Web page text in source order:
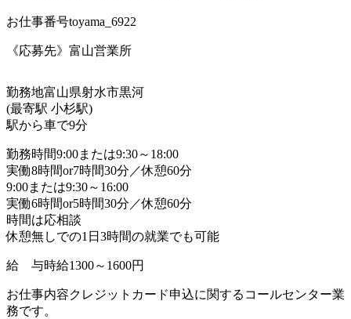
お仕事番号toyama_6922
《応募先》富山営業所
勤務地富山県射水市黒河
(最寄駅 小杉駅)
駅から車で9分
勤務時間9:00または9:30～18:00
実働8時間or7時間30分／休憩60分
9:00または9:30～16:00
実働6時間or5時間30分／休憩60分
時間は応相談
休憩無しでの1日3時間の就業でも可能
給 与時給1300～1600円
お仕事内容クレジットカード申込に関するコールセンター業
務です。